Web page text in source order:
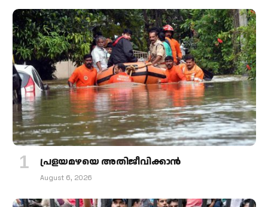
പ്രളയമഴയെ അതിജീവിക്കാന്‍
August 6, 2026